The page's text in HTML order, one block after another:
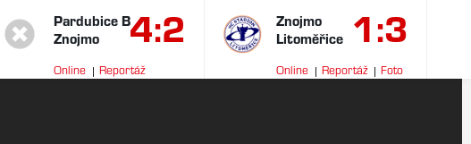
Pardubice B
Znojmo
4:2
Online
Reportáž
Znojmo
Litoměřice 1:3
Online Reportáž Foto